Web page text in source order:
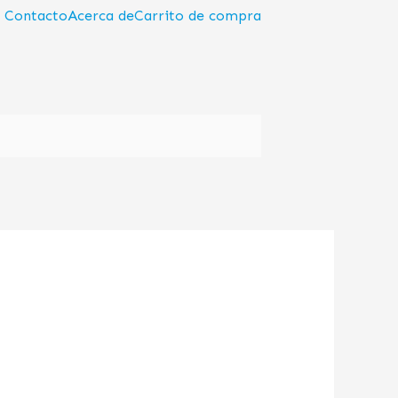
ContactoAcerca deCarrito de compra